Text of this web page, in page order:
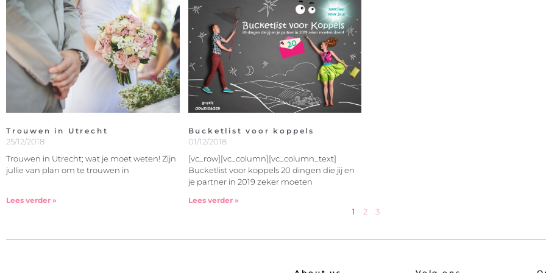
Trouwen in Utrecht
25/12/2018
Trouwen in Utrecht; wat je moet weten! Zijn
jullie van plan om te trouwen in
Lees verder »
Bucketlist voor koppels
01/12/2018
[vc_row][vc_column][vc_column_text]
Bucketlist voor koppels 20 dingen die jij en
je partner in 2019 zeker moeten
Lees verder »
1 2 3